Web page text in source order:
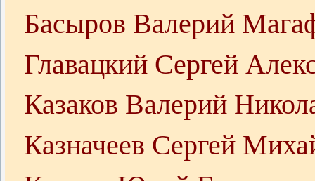
Басыров Валерий
Главацкий Сергей
Казаков Валерий
Казначеев Сергей